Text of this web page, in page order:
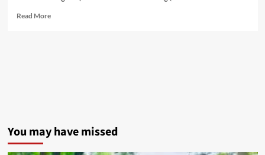
Read MoreRead
ली
You may have missed